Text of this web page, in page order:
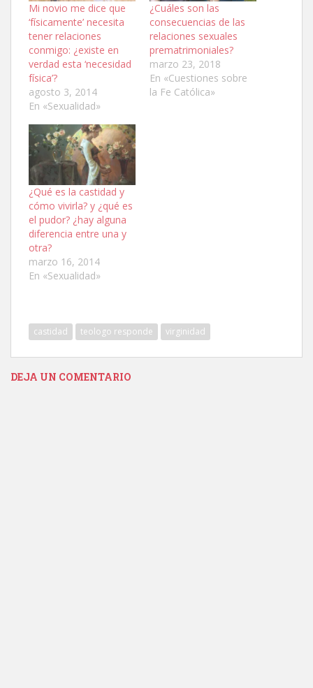
Mi novio me dice que
‘físicamente’ necesita
tener relaciones
conmigo: ¿existe en
verdad esta ‘necesidad
física’?
agosto 3, 2014
En «Sexualidad»
¿Cuáles son las
consecuencias de las
relaciones sexuales
prematrimoniales?
marzo 23, 2018
En «Cuestiones sobre
la Fe Católica»
¿Qué es la castidad y
cómo vivirla? y ¿qué es
el pudor? ¿hay alguna
diferencia entre una y
otra?
marzo 16, 2014
En «Sexualidad»
castidad teologo responde virginidad
DEJA UN COMENTARIO